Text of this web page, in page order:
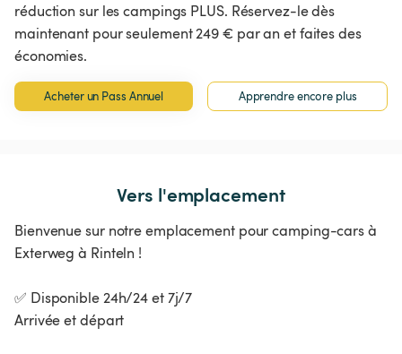
réduction sur les campings PLUS. Réservez-le dès
maintenant pour seulement 249 € par an et faites des
économies.
Acheter un Pass Annuel Apprendre encore plus
Vers l'emplacement
Bienvenue sur notre emplacement pour camping-cars à
Exterweg à Rinteln !
✅ Disponible 24h/24 et 7j/7
Arrivée et départ